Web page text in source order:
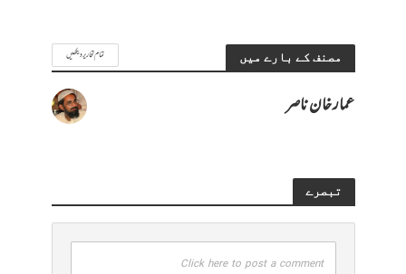
مصنف کے بارے میں تمام تحاریر دیکھیں
عمار خان ناصر
تبصرے
Click here to post a comment